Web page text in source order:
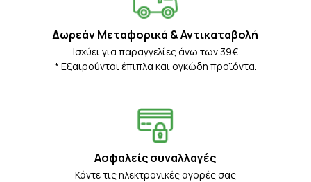
Δωρεάν Μεταφορικά & Αντικαταβολή
Iσχύει για παραγγελίες άνω των 39€
* Eξαιρούνται έπιπλα και ογκώδη προϊόντα.
Ασφαλείς συναλλαγές
Κάντε τις ηλεκτρονικές αγορές σας